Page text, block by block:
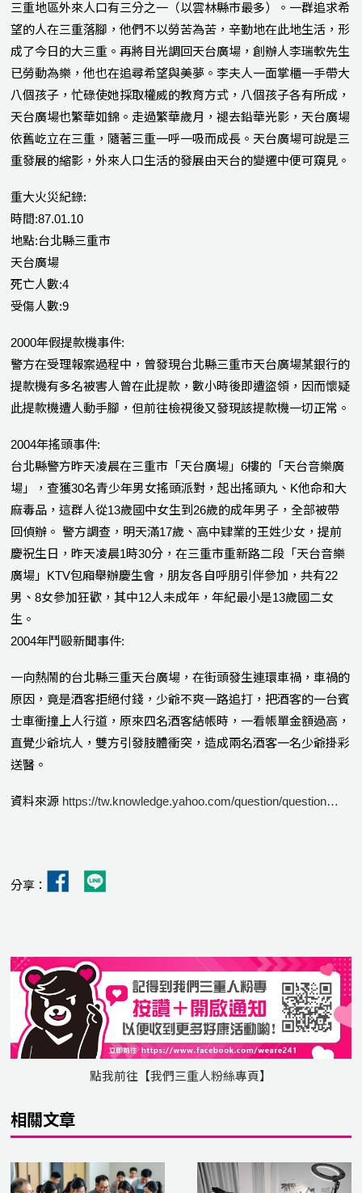
三重地區外來人口有三分之一（以雲林縣市最多）。一群追求希
望的人在三重落腳，他們不以勞苦為苦，辛勤地在此地生活，形
成了今日的大三重。再將目光調回天台廣場，創辦人李瑞軟先生
已勞動為樂，他也在追尋希望與美夢。李夫人一面掌櫃一手帶大
八個孩子，忙碌使她採取權威的教育方式，八個孩子各有所成，
天台廣場也繁華如錦。走過繁華歲月，褪去鉛華光影，天台廣場
依舊屹立在三重，隨著三重一呼一吸而成長。天台廣場可說是三
重發展的縮影，外來人口生活的發展由天台的變遷中便可窺見。
重大火災紀錄:
時間:87.01.10
地點:台北縣三重市
天台廣場
死亡人數:4
受傷人數:9
2000年假提款機事件:
警方在受理報案過程中，曾發現台北縣三重市天台廣場某銀行的
提款機有多名被害人曾在此提款，數小時後即遭盜領，因而懷疑
此提款機遭人動手腳，但前往檢視後又發現該提款機一切正常。
2004年搖頭事件:
台北縣警方昨天凌晨在三重市「天台廣場」6樓的「天台音樂廣
場」，查獲30名青少年男女搖頭派對，起出搖頭丸、K他命和大
麻毒品，這群人從13歲國中女生到26歲的成年男子，全部被帶
回偵辦。 警方調查，明天滿17歲、高中肄業的王姓少女，提前
慶祝生日，昨天凌晨1時30分，在三重市重新路二段「天台音樂
廣場」KTV包廂舉辦慶生會，朋友各自呼朋引伴參加，共有22
男、8女參加狂歡，其中12人未成年，年紀最小是13歲國二女
生。
2004年鬥毆新聞事件:
一向熱鬧的台北縣三重天台廣場，在街頭發生連環車禍，車禍的
原因，竟是酒客拒絕付錢，少爺不爽一路追打，把酒客的一台賓
士車衝撞上人行道，原來四名酒客結帳時，一看帳單金額過高，
直覺少爺坑人，雙方引發肢體衝突，造成兩名酒客一名少爺掛彩
送醫。
資料來源 https://tw.knowledge.yahoo.com/question/question…
分享：
點我前往【我們三重人粉絲專頁】
相關文章